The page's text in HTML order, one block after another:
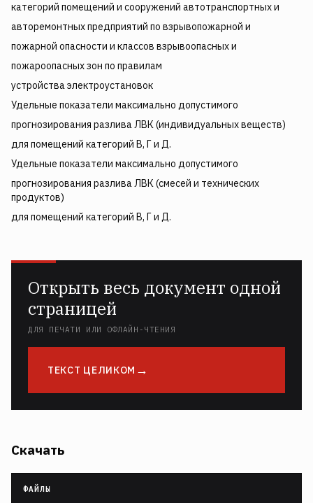
категорий помещений и сооружений автотранспортных и
авторемонтных предприятий по взрывопожарной и
пожарной опасности и классов взрывоопасных и
пожароопасных зон по правилам
устройства электроустановок
Удельные показатели максимально допустимого
прогнозирования разлива ЛВК (индивидуальных веществ)
для помещений категорий В, Г и Д.
Удельные показатели максимально допустимого
прогнозирования разлива ЛВК (смесей и технических
продуктов)
для помещений категорий В, Г и Д.
Открыть весь документ одной
страницей
ДЛЯ ПЕЧАТИ ИЛИ ОФЛАЙН-ЧТЕНИЯ
ТЕКСТ ЦЕЛИКОМ
Скачать